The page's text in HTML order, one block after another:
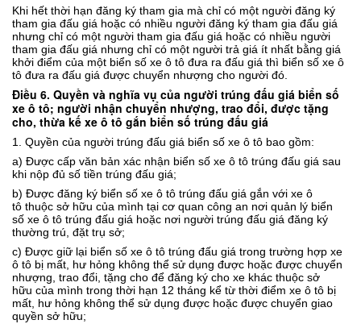
Khi hết thời hạn đăng ký tham gia mà chỉ có một người đăng ký
tham gia đấu giá hoặc có nhiều người đăng ký tham gia đấu giá
nhưng chỉ có một người tham gia đấu giá hoặc có nhiều người
tham gia đấu giá nhưng chỉ có một người trả giá ít nhất bằng giá
khởi điểm của một biển số xe ô tô đưa ra đấu giá thì biển số xe ô
tô đưa ra đấu giá được chuyển nhượng cho người đó
Điều 6. Quyền và nghĩa vụ của người trúng đấu giá biển số
xe ô tô; người nhận chuyển nhượng, trao đổi, được tặng
cho, thừa kế xe ô tô gắn biển số trúng đấu giá
1. Quyền của người trúng đấu giá biển số xe ô tô bao gồm:
a) Được cấp văn bản xác nhận biển số xe ô tô trúng đấu giá sau
khi nộp đủ số tiền trúng đấu giá;
b) Được đăng ký biển số xe ô tô trúng đấu giá gắn với xe ô
tô thuộc sở hữu của mình tại cơ quan công an nơi quản lý biển
số xe ô tô trúng đấu giá hoặc nơi người trúng đấu giá đăng ký
thường trú, đặt trụ sở;
c) Được giữ lại biển số xe ô tô trúng đấu giá trong trường hợp xe
ô tô bị mất, hư hỏng không thể sử dụng được hoặc được chuyển
nhượng, trao đổi tặng cho để đăng ký cho xe khác thuộc sở
hữu của mình trong thời hạn 12 tháng kể từ thời điểm xe ô tô bị
mất, hư hỏng không thể sử dụng được hoặc được chuyển giao
quyền sở hữu;